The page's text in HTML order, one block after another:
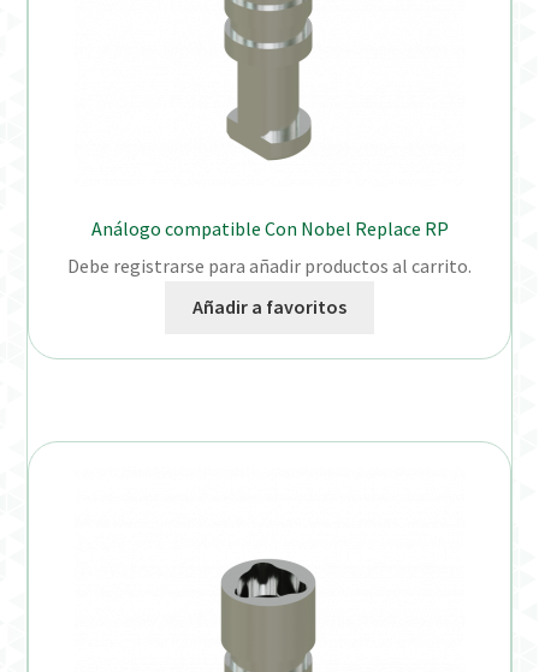
Análogo compatible Con Nobel Replace RP
Debe registrarse para añadir productos al carrito.
Añadir a favoritos